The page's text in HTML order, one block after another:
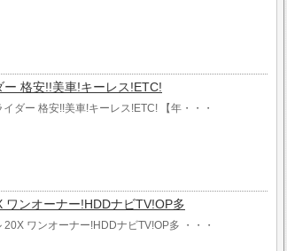
格安!!美車!キーレス!ETC!
ダー 格安!!美車!キーレス!ETC! 【年・・・
ンオーナー!HDDナビTV!OP多
ワンオーナー!HDDナビTV!OP多 ・・・